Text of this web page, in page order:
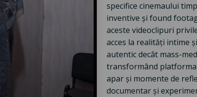
specifice cinemaului
inventive și found
aceste videoclipuri
acces la realități intime
autentic decât mass-
transformând
apar și momente de
documentar și